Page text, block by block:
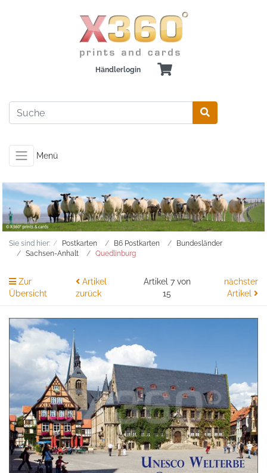
Händlerlogin
Menü
Sie sind hier: Postkarten B6 Postkarten
Bundesländer
Sachsen-Anhalt
Quedlinburg
Zur
Übersicht
Artikel
zurück
Artikel 7 von
15
nächster
Artikel